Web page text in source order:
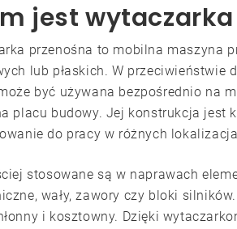
jest
przenośna to mobilna maszyna
lub płaskich. W przeciwieństwie
być używana bezpośrednio na
placu budowy. Jej konstrukcja jest
do pracy w różnych
stosowane są w naprawach
wały, zawory czy bloki
i kosztowny. Dzięki